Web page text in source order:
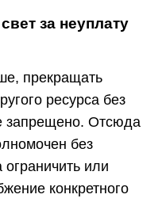
за неуплату
прекращать
ресурса без
запрещено. Отсюда
без
ограничить или
конкретного